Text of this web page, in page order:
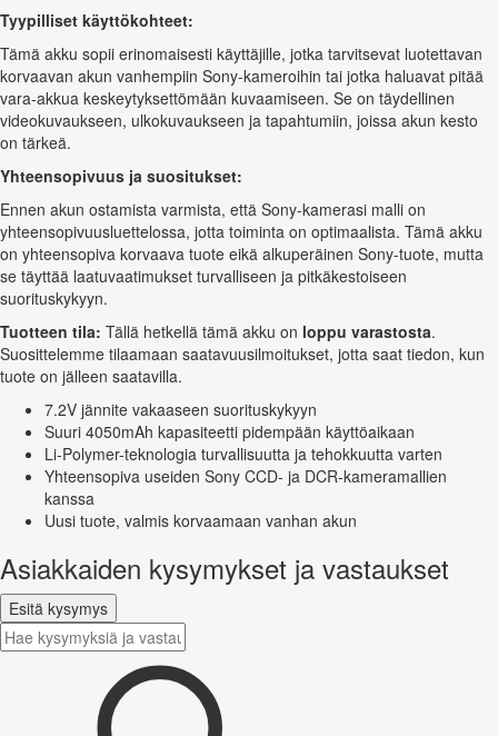
Tyypilliset käyttökohteet:
Tämä akku sopii erinomaisesti käyttäjille, jotka tarvitsevat luotettavan
korvaavan akun vanhempiin Sony-kameroihin tai jotka haluavat pitää
vara-akkua keskeytyksettömään kuvaamiseen. Se on täydellinen
videokuvaukseen, ulkokuvaukseen ja tapahtumiin, joissa akun kesto
on tärkeä.
Yhteensopivuus ja suositukset:
Ennen akun ostamista varmista, että Sony-kamerasi malli on
yhteensopivuusluettelossa, jotta toiminta on optimaalista. Tämä akku
on yhteensopiva korvaava tuote eikä alkuperäinen Sony-tuote, mutta
se täyttää laatuvaatimukset turvalliseen ja pitkäkestoiseen
suorituskykyyn.
Tuotteen tila: Tällä hetkellä tämä akku on loppu varastosta.
Suosittelemme tilaamaan saatavuusilmoitukset, jotta saat tiedon, kun
tuote on jälleen saatavilla.
7.2V jännite vakaaseen suorituskykyyn
Suuri 4050mAh kapasiteetti pidempään käyttöaikaan
Li-Polymer-teknologia turvallisuutta ja tehokkuutta varten
Yhteensopiva useiden Sony CCD- ja DCR-kameramallien
kanssa
Uusi tuote, valmis korvaamaan vanhan akun
Asiakkaiden kysymykset ja vastaukset
Esitä kysymys